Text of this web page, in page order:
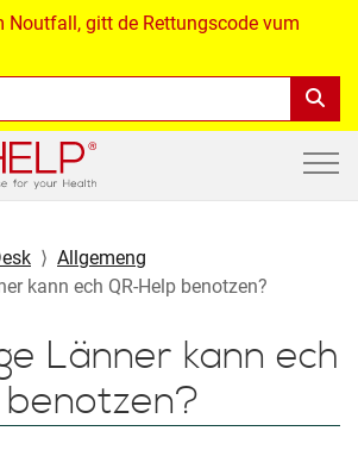
Noutfall, gitt de Rettungscode vum
Allgemeng
kann ech QR-Help benotzen?
Länner kann ech